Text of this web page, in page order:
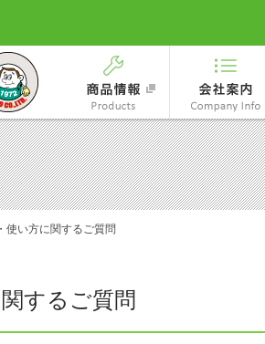
株式会社エスコ
商品情報
使い方に関するご質問
するご質問